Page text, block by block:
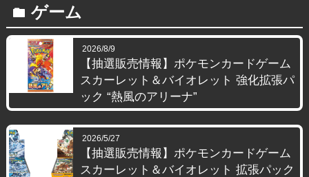
folder ゲーム
2026/8/9
【抽選販売情報】ポケモンカードゲーム
スカーレット＆バイオレット 強化拡張パ
ック “熱風のアリーナ”
2026/5/27
【抽選販売情報】ポケモンカードゲーム
スカーレット＆バイオレット 拡張パック